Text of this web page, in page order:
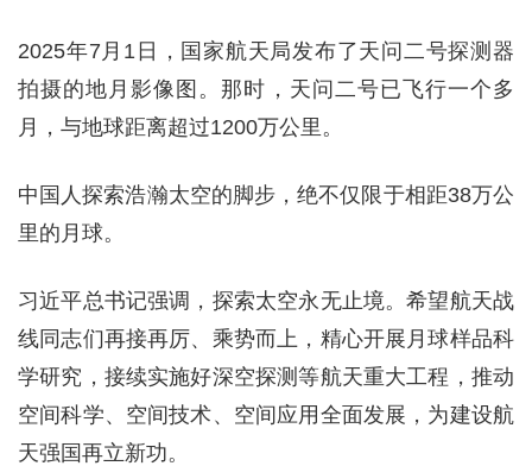
2025年7月1日，国家航天局发布了天问二号探测器
拍摄的地月影像图。那时，天问二号已飞行一个多
月，与地球距离超过1200万公里。
中国人探索浩瀚太空的脚步，绝不仅限于相距38万公
里的月球。
习近平总书记强调，探索太空永无止境。希望航天战
线同志们再接再厉、乘势而上，精心开展月球样品科
学研究，接续实施好深空探测等航天重大工程，推动
空间科学、空间技术、空间应用全面发展，为建设航
天强国再立新功。